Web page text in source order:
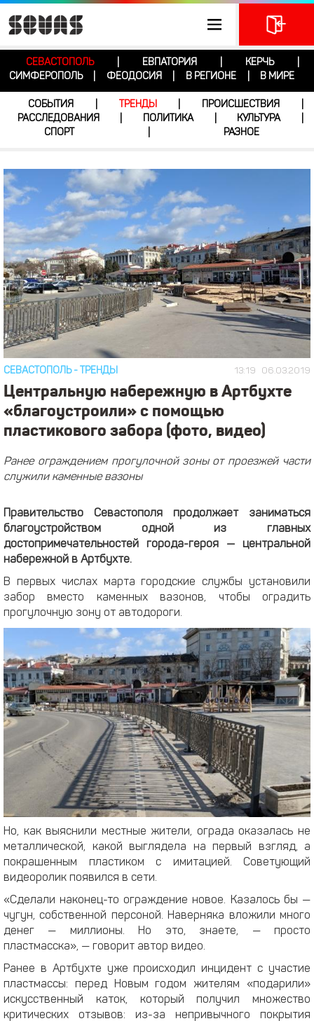
СЕВАСТОПОЛЬ ЕВПАТОРИЯ КЕРЧЬ
СИМФЕРОПОЛЬ
ФЕОДОСИЯ В РЕГИОНЕ В МИРЕ
СОБЫТИЯ ТРЕНДЫ ПРОИСШЕСТВИЯ
РАССЛЕДОВАНИЯ
ПОЛИТИКА КУЛЬТУРА
СПОРТ
РАЗНОЕ
13:19 06.03.2019
СЕВАСТОПОЛЬ- ТРЕНДЫ
Центральную набережную в Артбухте
«благоустроили» с помощью
пластикового забора (фото, видео)
Ранее ограждением прогулочной зоны от проезжей части
служили каменные вазоны
Правительство Севастополя продолжает заниматься
благоустройством одной из главных
достопримечательностей города-героя — центральной
набережной в Артбухте.
В первых числах марта городские службы установили
забор вместо каменных вазонов, чтобы оградить
прогулочную зону от автодороги.
Но, как выяснили местные жители, ограда оказалась не
металлической, какой выглядела на первый взгляд, а
покрашенным пластиком с имитацией. Советующий
видеоролик появился в сети.
«Сделали наконец-то ограждение новое. Казалось бы —
чугун, собственной персоной. Наверняка вложили много
денег — миллионы. Но это, знаете, — просто
пластмасска», — говорит автор видео.
Ранее в Артбухте уже происходил инцидент с участие
пластмассы: перед Новым годом жителям «подарили»
искусственный каток, который получил множество
критических отзывов: из-за непривычного покрытия